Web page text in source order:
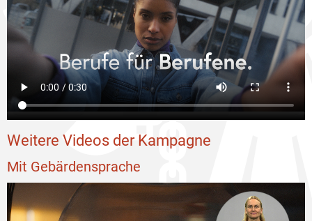
Weitere Videos der Kampagne
Mit Gebärdensprache